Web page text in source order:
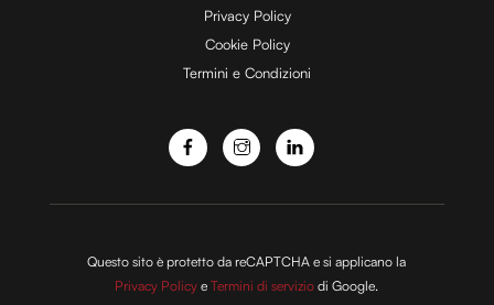
e
o
Privacy Policy
Cookie Policy
Termini e Condizioni
Questo sito è protetto da reCAPTCHA e si applicano la
Privacy Policy eTermini di servizio di Google.